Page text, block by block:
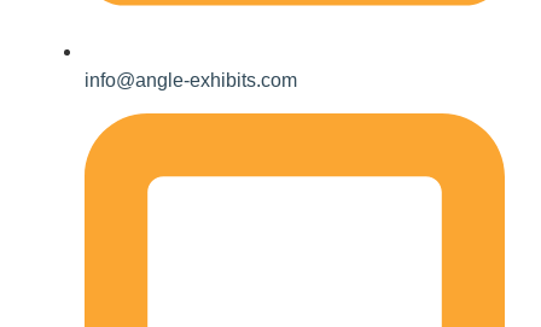
info@angle-exhibits.com